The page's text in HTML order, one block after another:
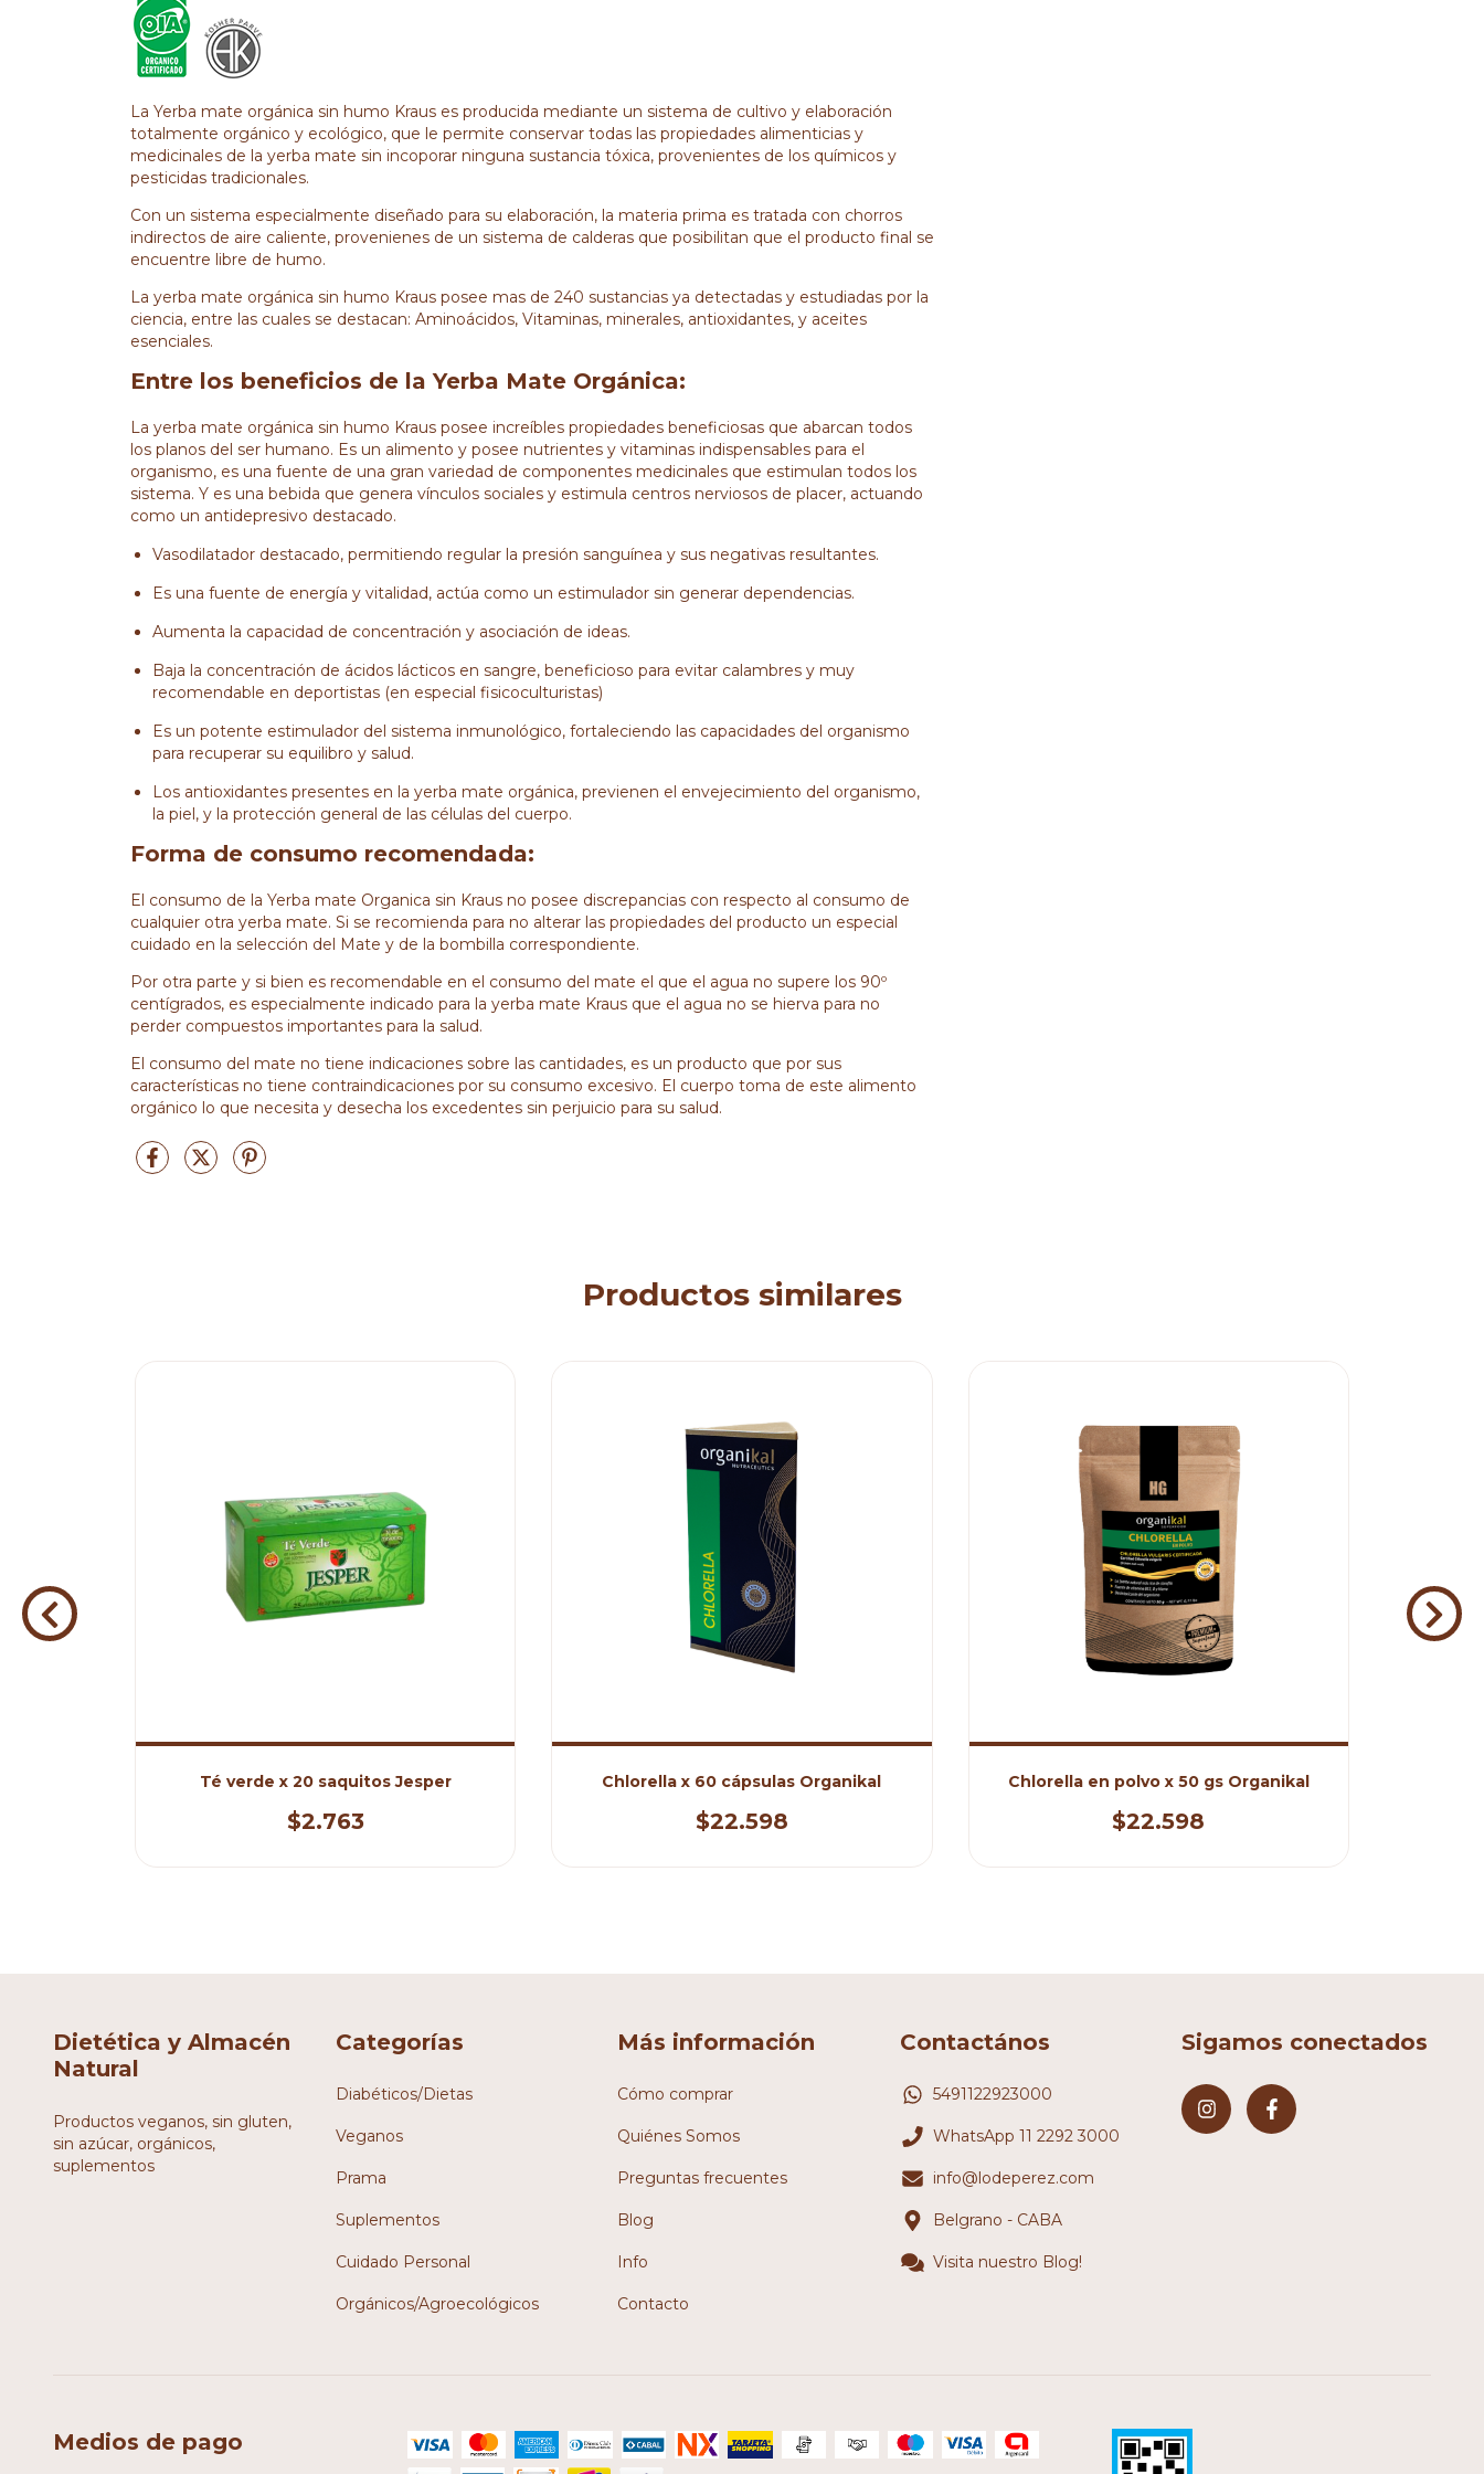
La Yerba mate orgánica sin humo Kraus es producida mediante un sistema de cultivo y elaboración
totalmente orgánico y ecológico, que le permite conservar todas las propiedades alimenticias y
medicinales de la yerba mate sin incoporar ninguna sustancia tóxica, provenientes de los químicos y
pesticidas tradicionales.
Con un sistema especialmente diseñado para su elaboración, la materia prima es tratada con chorros
indirectos de aire caliente, provenienes de un sistema de calderas que posibilitan que el producto final se
encuentre libre de humo.
La yerba mate orgánica sin humo Kraus posee mas de 240 sustancias ya detectadas y estudiadas por la
ciencia, entre las cuales se destacan: Aminoácidos, Vitaminas, minerales, antioxidantes, y aceites
esenciales.
Entre los beneficios de la Yerba Mate Orgánica:
La yerba mate orgánica sin humo Kraus posee increíbles propiedades beneficiosas que abarcan todos
los planos del ser humano. Es un alimento y posee nutrientes y vitaminas indispensables para el
organismo, es una fuente de una gran variedad de componentes medicinales que estimulan todos los
sistema. Y es una bebida que genera vínculos sociales y estimula centros nerviosos de placer, actuando
como un antidepresivo destacado.
Vasodilatador destacado, permitiendo regular la presión sanguínea y sus negativas resultantes.
Es una fuente de energía y vitalidad, actúa como un estimulador sin generar dependencias.
Aumenta la capacidad de concentración y asociación de ideas.
Baja la concentración de ácidos lácticos en sangre, beneficioso para evitar calambres y muy
recomendable en deportistas (en especial fisicoculturistas)
Es un potente estimulador del sistema inmunológico, fortaleciendo las capacidades del organismo
para recuperar su equilibro y salud.
Los antioxidantes presentes en la yerba mate orgánica, previenen el envejecimiento del organismo,
la piel, y la protección general de las células del cuerpo.
Forma de consumo recomendada:
El consumo de la Yerba mate Organica sin Kraus no posee discrepancias con respecto al consumo de
cualquier otra yerba mate. Si se recomienda para no alterar las propiedades del producto un especial
cuidado en la selección del Mate y de la bombilla correspondiente.
Por otra parte y si bien es recomendable en el consumo del mate el que el agua no supere los 90º
centígrados, es especialmente indicado para la yerba mate Kraus que el agua no se hierva para no
perder compuestos importantes para la salud.
El consumo del mate no tiene indicaciones sobre las cantidades, es un producto que por sus
características no tiene contraindicaciones por su consumo excesivo. El cuerpo toma de este alimento
orgánico lo que necesita y desecha los excedentes sin perjuicio para su salud.
Productos similares
Té verde x 20 saquitos Jesper
$2.763
Chlorella x 60 cápsulas Organikal
$22.598
Chlorella en polvo x 50 gs Organikal
$22.598
Dietética y Almacén
Natural
Productos veganos, sin gluten,
sin azúcar, orgánicos,
suplementos
Categorías
Diabéticos/Dietas
Veganos
Prama
Suplementos
Cuidado Personal
Orgánicos/Agroecológicos
Más información
Cómo comprar
Quiénes Somos
Preguntas frecuentes
Blog
Info
Contacto
Contactános
5491122923000
WhatsApp 11 2292 3000
info@lodeperez.com
Belgrano - CABA
Visita nuestro Blog!
Sigamos conectados
Medios de pago